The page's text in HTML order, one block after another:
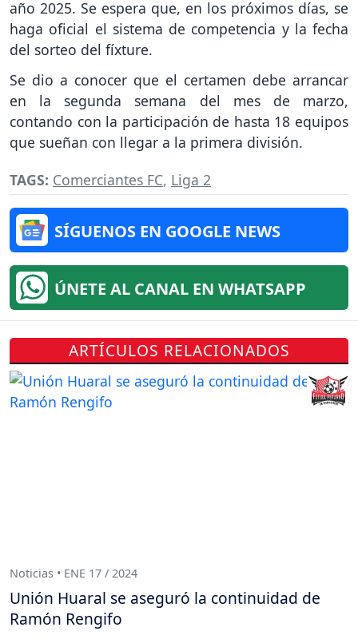
año 2025. Se espera que, en los próximos días, se
haga oficial el sistema de competencia y la fecha
del sorteo del fíxture.
Se dio a conocer que el certamen debe arrancar
en la segunda semana del mes de marzo,
contando con la participación de hasta 18 equipos
que sueñan con llegar a la primera división.
TAGS: Comerciantes FC, Liga 2
SÍGUENOS EN GOOGLE NEWS
ÚNETE AL CANAL EN WHATSAPP
ARTÍCULOS RELACIONADOS
Noticias • ENE 17 / 2024
Unión Huaral se aseguró la continuidad de
Ramón Rengifo